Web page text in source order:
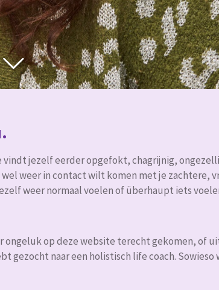
jezelf eerder opgefokt, chagrijnig,
weer in contact wilt komen met je zachtere,
weer normaal voelen of überhaupt iets
ongeluk op deze website terecht gekomen, of
naar een holistisch life coach. Sowieso